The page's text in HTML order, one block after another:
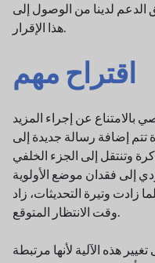
لدينا من الوصول إلى
هذا الإقرار.
اقتراح مهم
بالامتناع عن إجراء المزيد
تتم إضافة رسالة جديدة إلى
وتنتقل إلى الجزء الخلفي
إلى فقدان موضع الأولوية
زادت وتيرة التحديثات، زاد
وقت الانتظار المتوقع.
هذه الآلية لأنها مرتبطة